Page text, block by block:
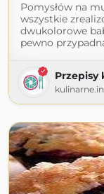
Pomysłów na
wszystkie
dwukolorowe
pewno
Przepisy